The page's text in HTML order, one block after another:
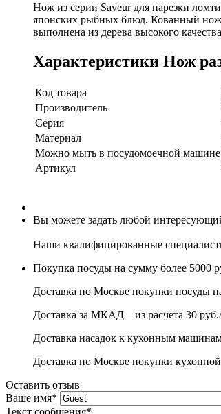
Нож из серии Saveur для нарезки
японских рыбных блюд. Кованный нож
выполнена из дерева высокого
Характеристики Нож
Код товара
Производитель
Серия
Материал
Можно мыть в посудомоечной машине
Артикул
Вы можете задать любой
Наши квалифицированные
Покупка посуды на сумму более 5000
Доставка по Москве покупки посуды
Доставка за МКАД – из расчета 30
Доставка насадок к кухонным
Доставка по Москве покупки
Оставить отзыв
Ваше имя*
Текст сообщения*